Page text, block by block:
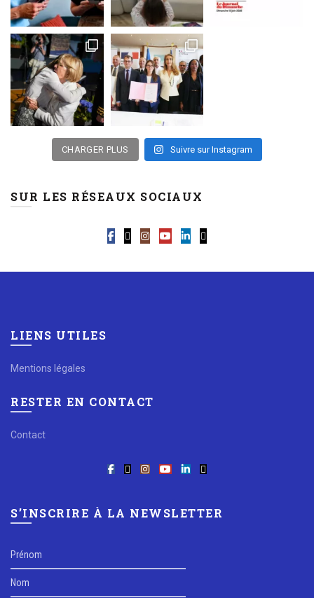
CHARGER PLUS Suivre sur Instagram
SUR LES RÉSEAUX SOCIAUX
LIENS UTILES
Mentions légales
RESTER EN CONTACT
Contact
S’INSCRIRE À LA NEWSLETTER